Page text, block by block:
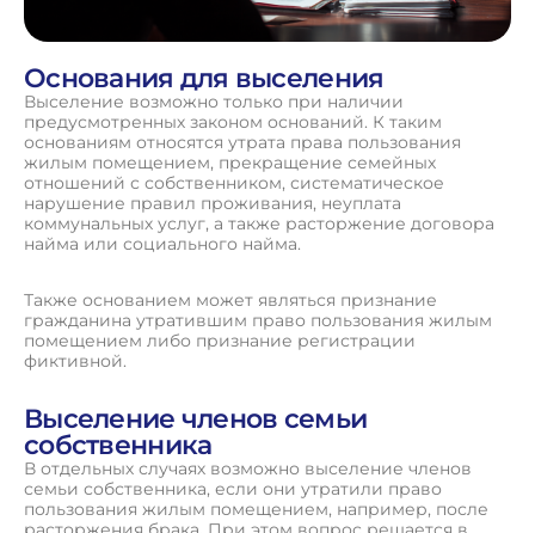
Основания для выселения
Выселение возможно только при наличии
предусмотренных законом оснований. К таким
основаниям относятся утрата права пользования
жилым помещением, прекращение семейных
отношений с собственником, систематическое
нарушение правил проживания, неуплата
коммунальных услуг, а также расторжение договора
найма или социального найма.
Также основанием может являться признание
гражданина утратившим право пользования жилым
помещением либо признание регистрации
фиктивной.
Выселение членов семьи
собственника
В отдельных случаях возможно выселение членов
семьи собственника, если они утратили право
пользования жилым помещением, например, после